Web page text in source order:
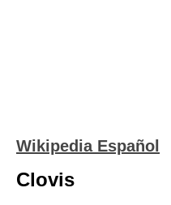
Wikipedia Español
Clovis